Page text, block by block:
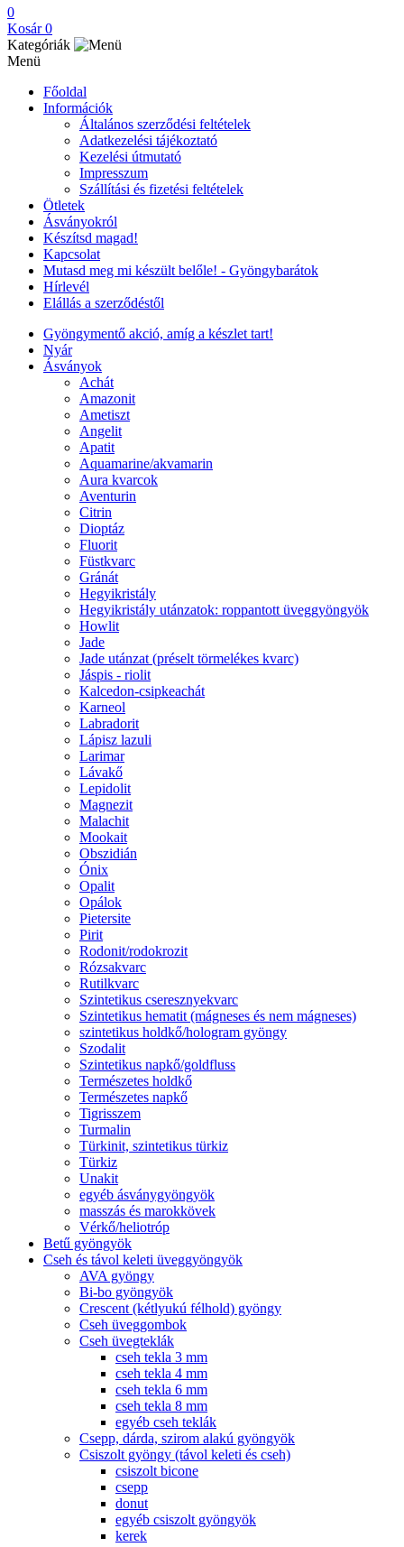
0
Kosár 0
Kategóriák
Menü
Főoldal
Információk
Általános szerződési feltételek
Adatkezelési tájékoztató
Kezelési útmutató
Impresszum
Szállítási és fizetési feltételek
Ötletek
Ásványokról
Készítsd magad!
Kapcsolat
Mutasd meg mi készült belőle! - Gyöngybarátok
Hírlevél
Elállás a szerződéstől
Gyöngymentő akció, amíg a készlet tart!
Nyár
Ásványok
Achát
Amazonit
Ametiszt
Angelit
Apatit
Aquamarine/akvamarin
Aura kvarcok
Aventurin
Citrin
Dioptáz
Fluorit
Füstkvarc
Gránát
Hegyikristály
Hegyikristály utánzatok: roppantott üveggyöngyök
Howlit
Jade
Jade utánzat (préselt törmelékes kvarc)
Jáspis - riolit
Kalcedon-csipkeachát
Karneol
Labradorit
Lápisz lazuli
Larimar
Lávakő
Lepidolit
Magnezit
Malachit
Mookait
Obszidián
Ónix
Opalit
Opálok
Pietersite
Pirit
Rodonit/rodokrozit
Rózsakvarc
Rutilkvarc
Szintetikus cseresznyekvarc
Szintetikus hematit (mágneses és nem mágneses)
szintetikus holdkő/hologram gyöngy
Szodalit
Szintetikus napkő/goldfluss
Természetes holdkő
Természetes napkő
Tigrisszem
Turmalin
Türkinit, szintetikus türkiz
Türkiz
Unakit
egyéb ásványgyöngyök
masszás és marokkövek
Vérkő/heliotróp
Betű gyöngyök
Cseh és távol keleti üveggyöngyök
AVA gyöngy
Bi-bo gyöngyök
Crescent (kétlyukú félhold) gyöngy
Cseh üveggombok
Cseh üvegteklák
cseh tekla 3 mm
cseh tekla 4 mm
cseh tekla 6 mm
cseh tekla 8 mm
egyéb cseh teklák
Csepp, dárda, szirom alakú gyöngyök
Csiszolt gyöngy (távol keleti és cseh)
csiszolt bicone
csepp
donut
egyéb csiszolt gyöngyök
kerek